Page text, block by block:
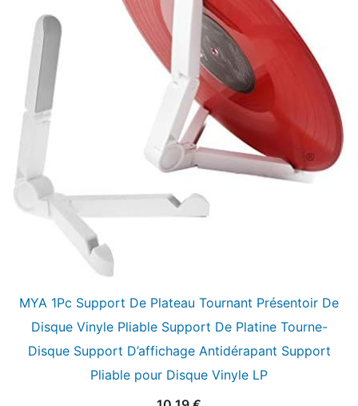
MYA 1Pc Support De Plateau Tournant Présentoir De
Disque Vinyle Pliable Support De Platine Tourne-
Disque Support D’affichage Antidérapant Support
Pliable pour Disque Vinyle LP